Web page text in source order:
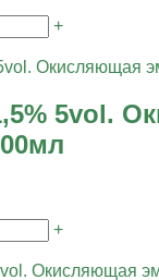
+
5vol.
+